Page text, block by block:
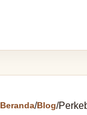
Beranda/Blog/